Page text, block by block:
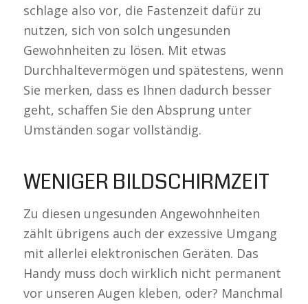
schlage also vor, die Fastenzeit dafür zu
nutzen, sich von solch ungesunden
Gewohnheiten zu lösen. Mit etwas
Durchhaltevermögen und spätestens, wenn
Sie merken, dass es Ihnen dadurch besser
geht, schaffen Sie den Absprung unter
Umständen sogar vollständig.
WENIGER BILDSCHIRMZEIT
Zu diesen ungesunden Angewohnheiten
zählt übrigens auch der exzessive Umgang
mit allerlei elektronischen Geräten. Das
Handy muss doch wirklich nicht permanent
vor unseren Augen kleben, oder? Manchmal